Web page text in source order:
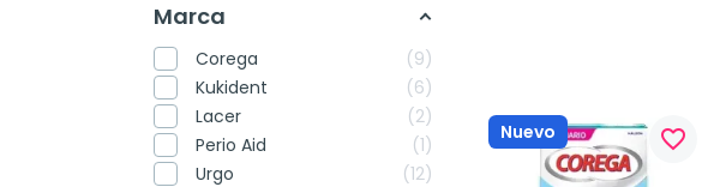
Marca
Corega
9
Kukident
6
Lacer
2
Perio Aid
1
Urgo
12
Nuevo favorite_border